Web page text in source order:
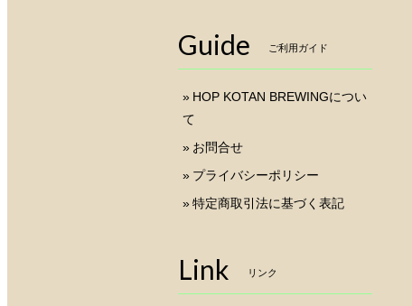
Guide ご利用ガイド
HOP KOTAN BREWINGについ
て
お問合せ
プライバシーポリシー
特定商取引法に基づく表記
Link リンク